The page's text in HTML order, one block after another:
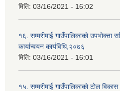
मिति: 03/16/2021 - 16:02
१६. सम्मरीमाई गाउँपालिकाको उपभोक्ता
कार्यान्वयन कार्यविधि,२०७६
मिति: 03/16/2021 - 16:01
१५. सम्मरीमाई गाउँपालिकाको टोल